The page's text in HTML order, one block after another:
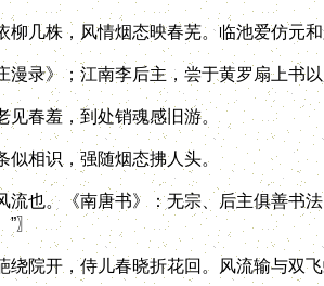
几株，风情烟态映春芜。临池爱仿元和
录》；江南李后主，尝于黄罗扇上书以
春羞，到处销魂感旧游。
相识，强随烟态拂人头。
。《南唐书》：无宗、后主俱善书法
〗
院开，侍儿春晓折花回。风流输与双飞